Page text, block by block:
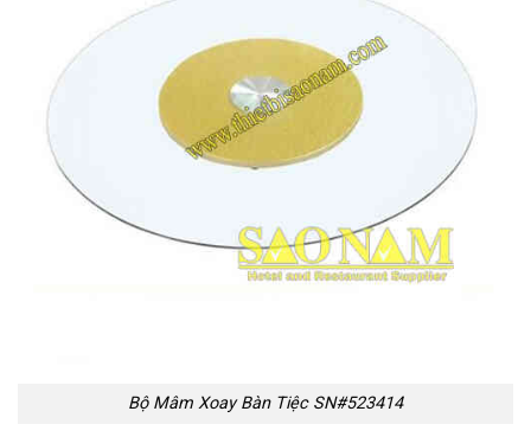
Bộ Mâm Xoay Bàn Tiệc SN#523414